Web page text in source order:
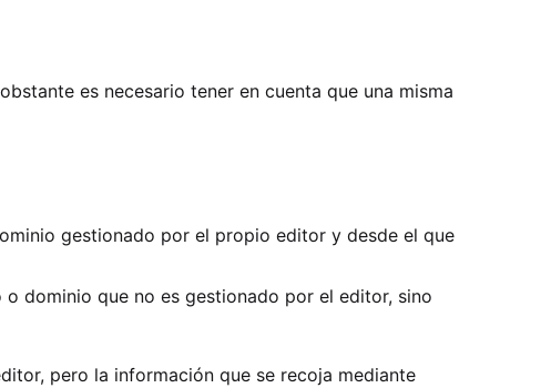
es necesario tener en cuenta que una misma
gestionado por el propio editor y desde el que
dominio que no es gestionado por el editor, sino
pero la información que se recoja mediante